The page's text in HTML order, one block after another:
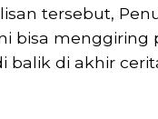
tersebut,
bisa
balik di akhir